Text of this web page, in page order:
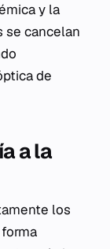
y la
se cancelan
de
a la
los